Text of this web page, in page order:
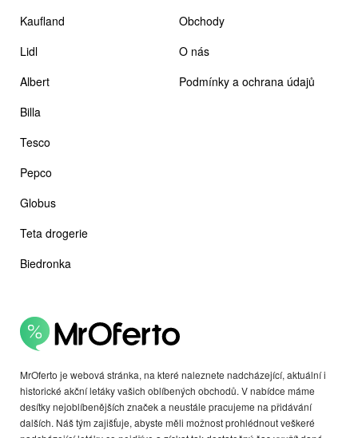
MrOferto je webová stránka, na které naleznete nadcházející, aktuální i
historické akční letáky vašich oblíbených obchodů. V nabídce máme
desítky nejoblíbenějších značek a neustále pracujeme na přidávání
dalších. Náš tým zajišťuje, abyste měli možnost prohlédnout veškeré
Kaufland
Lidl
Albert
Billa
Tesco
Pepco
Globus
Teta drogerie
Biedronka
Obchody
O nás
Podmínky a ochrana údajů